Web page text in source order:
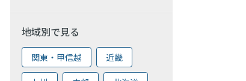
地域別で見る
関東・甲信越 近畿